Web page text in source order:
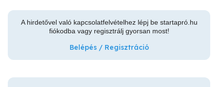
A hirdetővel való kapcsolatfelvételhez lépj be startapró.hu
fiókodba vagy regisztrálj gyorsan most!
Belépés / Regisztráció